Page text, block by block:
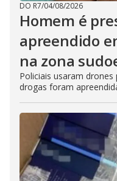
DO R7/04/08/2026
Homem é
apreendido
na zona
Policiais usaram
drogas foram